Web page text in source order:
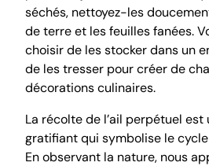
séchés, nettoyez-les
de terre et les feuilles fanées.
choisir de les stocker dans un
de les tresser pour créer de
décorations culinaires.
La récolte de l’ail perpétuel est
gratifiant qui symbolise le
En observant la nature, nous